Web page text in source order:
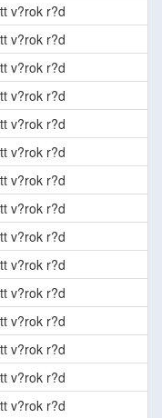
v?rok r?d
v?rok r?d
v?rok r?d
v?rok r?d
v?rok r?d
v?rok r?d
v?rok r?d
v?rok r?d
v?rok r?d
v?rok r?d
v?rok r?d
v?rok r?d
v?rok r?d
v?rok r?d
v?rok r?d